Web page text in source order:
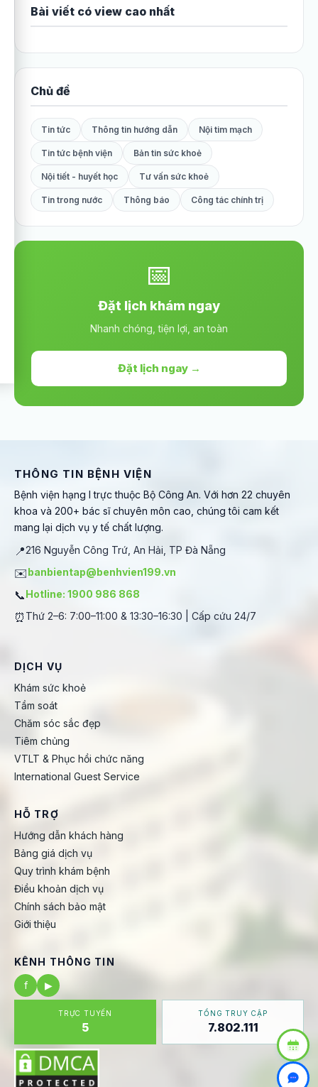
Bài viết có view cao nhất
Chủ đề
Tin tức Thông tin hướng dẫn Nội tim mạch
Tin tức bệnh viện Bản tin sức khoẻ
Nội tiết - huyết học Tư vấn sức khoẻ
Tin trong nước Thông báo Công tác chính trị
📅
Đặt lịch khám ngay
Nhanh chóng, tiện lợi, an toàn
Đặt lịch ngay →
THÔNG TIN BỆNH VIỆN
Bệnh viện hạng I trực thuộc Bộ Công An. Với hơn 22 chuyên
khoa và 200+ bác sĩ chuyên môn cao, chúng tôi cam kết
mang lại dịch vụ y tế chất lượng.
📍216 Nguyễn Công Trứ, An Hải, TP Đà Nẵng
✉️banbientap@benhvien199.vn
📞Hotline: 1900 986 868
⏰ Thứ 2–6: 7:00–11:00 & 13:30–16:30 | Cấp cứu 24/7
DỊCH VỤ
Khám sức khoẻ
Tầm soát
Chăm sóc sắc đẹp
Tiêm chủng
VTLT & Phục hồi chức năng
International Guest Service
HỖ TRỢ
Hướng dẫn khách hàng
Bảng giá dịch vụ
Quy trình khám bệnh
Điều khoản dịch vụ
Chính sách bảo mật
Giới thiệu
KÊNH THÔNG TIN
f
▶
TRỰC TUYẾN
5
TỔNG TRUY CẬP
7.802.111